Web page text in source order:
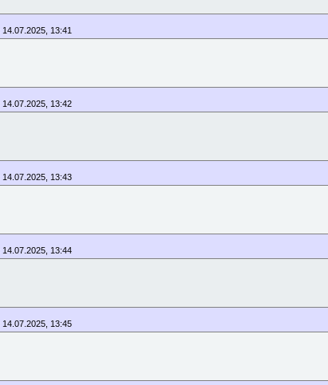
14.07.2025, 13:41
14.07.2025, 13:42
14.07.2025, 13:43
14.07.2025, 13:44
14.07.2025, 13:45